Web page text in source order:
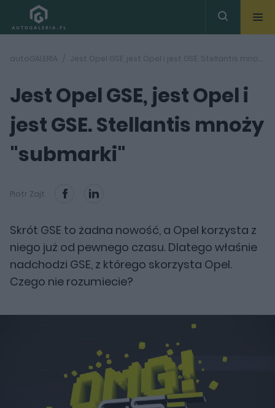
autoGALERIA Jest Opel GSE, jest Opel i jest GSE. Stellantis mnoży "submarki"
Jest Opel GSE, jest Opel i
jest GSE. Stellantis mnoży
"submarki"
Piotr Zajt
Skrót GSE to żadna nowość, a Opel korzysta z
niego już od pewnego czasu. Dlatego właśnie
nadchodzi GSE, z którego skorzysta Opel.
Czego nie rozumiecie?